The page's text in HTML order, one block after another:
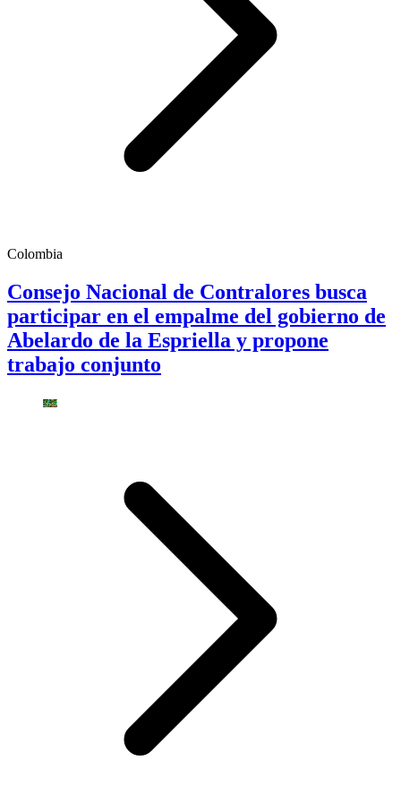
Colombia
Consejo Nacional de Contralores busca
participar en el empalme del gobierno de
Abelardo de la Espriella y propone
trabajo conjunto